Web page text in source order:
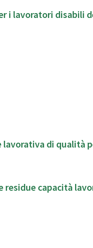
i lavoratori disabili
lavorativa di qualità
residue capacità